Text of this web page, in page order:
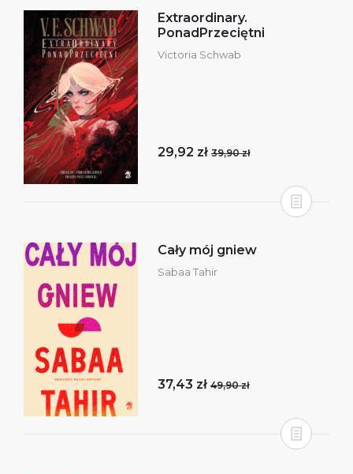
Extraordinary.
PonadPrzeciętni
Victoria Schwab
29,92 zł 39,90 zł
Cały mój gniew
Sabaa Tahir
37,43 zł 49,90 zł